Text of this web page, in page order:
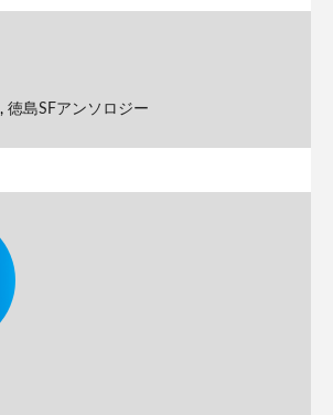
, 徳島SFアンソロジー